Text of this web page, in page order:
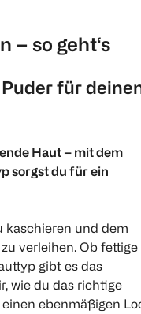
– so geht‘s
für
Haut – mit dem
sorgst du für ein
kaschieren und dem
verleihen. Ob fettige
gibt es das
wie du das richtige
ebenmäßigen